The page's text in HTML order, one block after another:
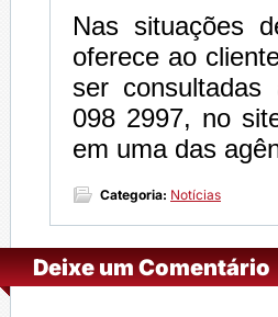
Nas situações
oferece ao
ser
098 2997, no
em uma das
Categoria: Notícias
Deixe um Comentário